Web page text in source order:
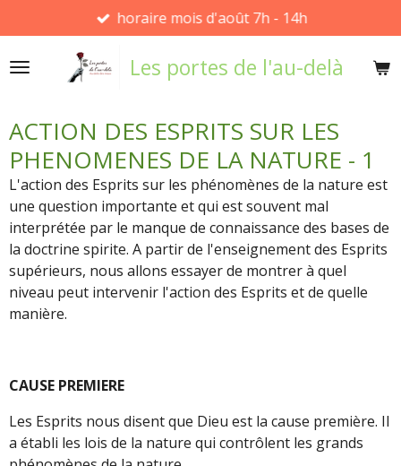
au
contenu
Les portes de l'au-delà
horaire mois d'août 7h - 14h
ACTION DES ESPRITS SUR LES
PHENOMENES DE LA NATURE - 1
L'action des Esprits sur les phénomènes de la nature est
une question importante et qui est souvent mal
interprétée par le manque de connaissance des bases de
la doctrine spirite. A partir de l'enseignement des Esprits
supérieurs, nous allons essayer de montrer à quel
niveau peut intervenir l'action des Esprits et de quelle
manière.
CAUSE PREMIERE
Les Esprits nous disent que Dieu est la cause première. Il
a établi les lois de la nature qui contrôlent les grands